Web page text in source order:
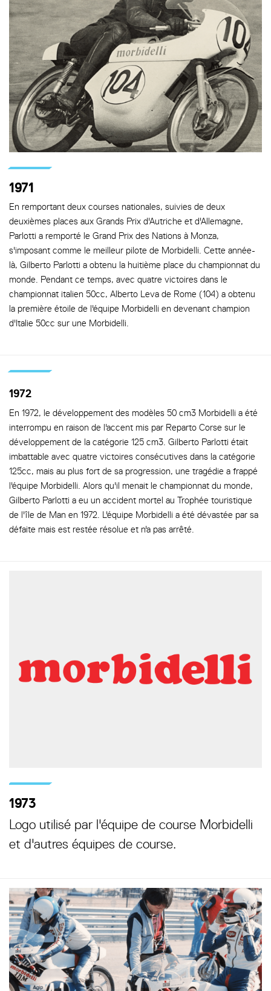
1971
En remportant deux courses nationales, suivies de deux
deuxièmes places aux Grands Prix d'Autriche et d'Allemagne,
Parlotti a remporté le Grand Prix des Nations à Monza,
s'imposant comme le meilleur pilote de Morbidelli. Cette année-
là, Gilberto Parlotti a obtenu la huitième place du championnat du
monde. Pendant ce temps, avec quatre victoires dans le
championnat italien 50cc, Alberto Leva de Rome (104) a obtenu
la première étoile de l'équipe Morbidelli en devenant champion
d'Italie 50cc sur une Morbidelli.
1972
En 1972, le développement des modèles 50 cm3 Morbidelli a été
interrompu en raison de l'accent mis par Reparto Corse sur le
développement de la catégorie 125 cm3. Gilberto Parlotti était
imbattable avec quatre victoires consécutives dans la catégorie
125cc, mais au plus fort de sa progression, une tragédie a frappé
l'équipe Morbidelli. Alors qu'il menait le championnat du monde,
Gilberto Parlotti a eu un accident mortel au Trophée touristique
de l'île de Man en 1972. L'équipe Morbidelli a été dévastée par sa
défaite mais est restée résolue et n'a pas arrêté.
1973
Logo utilisé par l'équipe de course Morbidelli
et d'autres équipes de course.